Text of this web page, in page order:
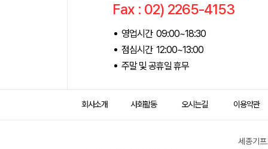
Fax : 02) 2265-4153
영업시간 09:00~18:30
점심시간 12:00~13:00
주말 및 공휴일 휴무
회사소개 사회활동 오시는길 이용약관
세종기